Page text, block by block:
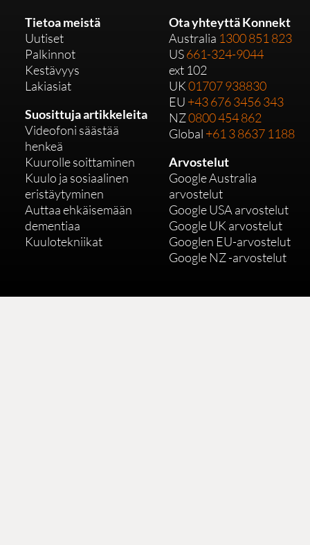
Tietoa meistä
Uutiset
Palkinnot
Kestävyys
Lakiasiat
Suosittuja artikkeleita
Videofoni säästää
henkeä
Kuurolle soittaminen
Kuulo ja sosiaalinen
eristäytyminen
Auttaa ehkäisemään
dementiaa
Kuulotekniikat
Ota yhteyttä Konnekt
Australia 1300 851 823
US661-324-9044
ext 102
UK01707 938830
EU +43 676 3456 343
NZ0800 454 862
Global +61 3 8637 1188
Arvostelut
Google Australia
arvostelut
Google USA arvostelut
Google UK arvostelut
Googlen EU-arvostelut
Google NZ -arvostelut